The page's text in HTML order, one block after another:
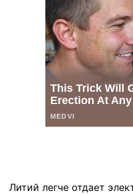
Литий легче отдает